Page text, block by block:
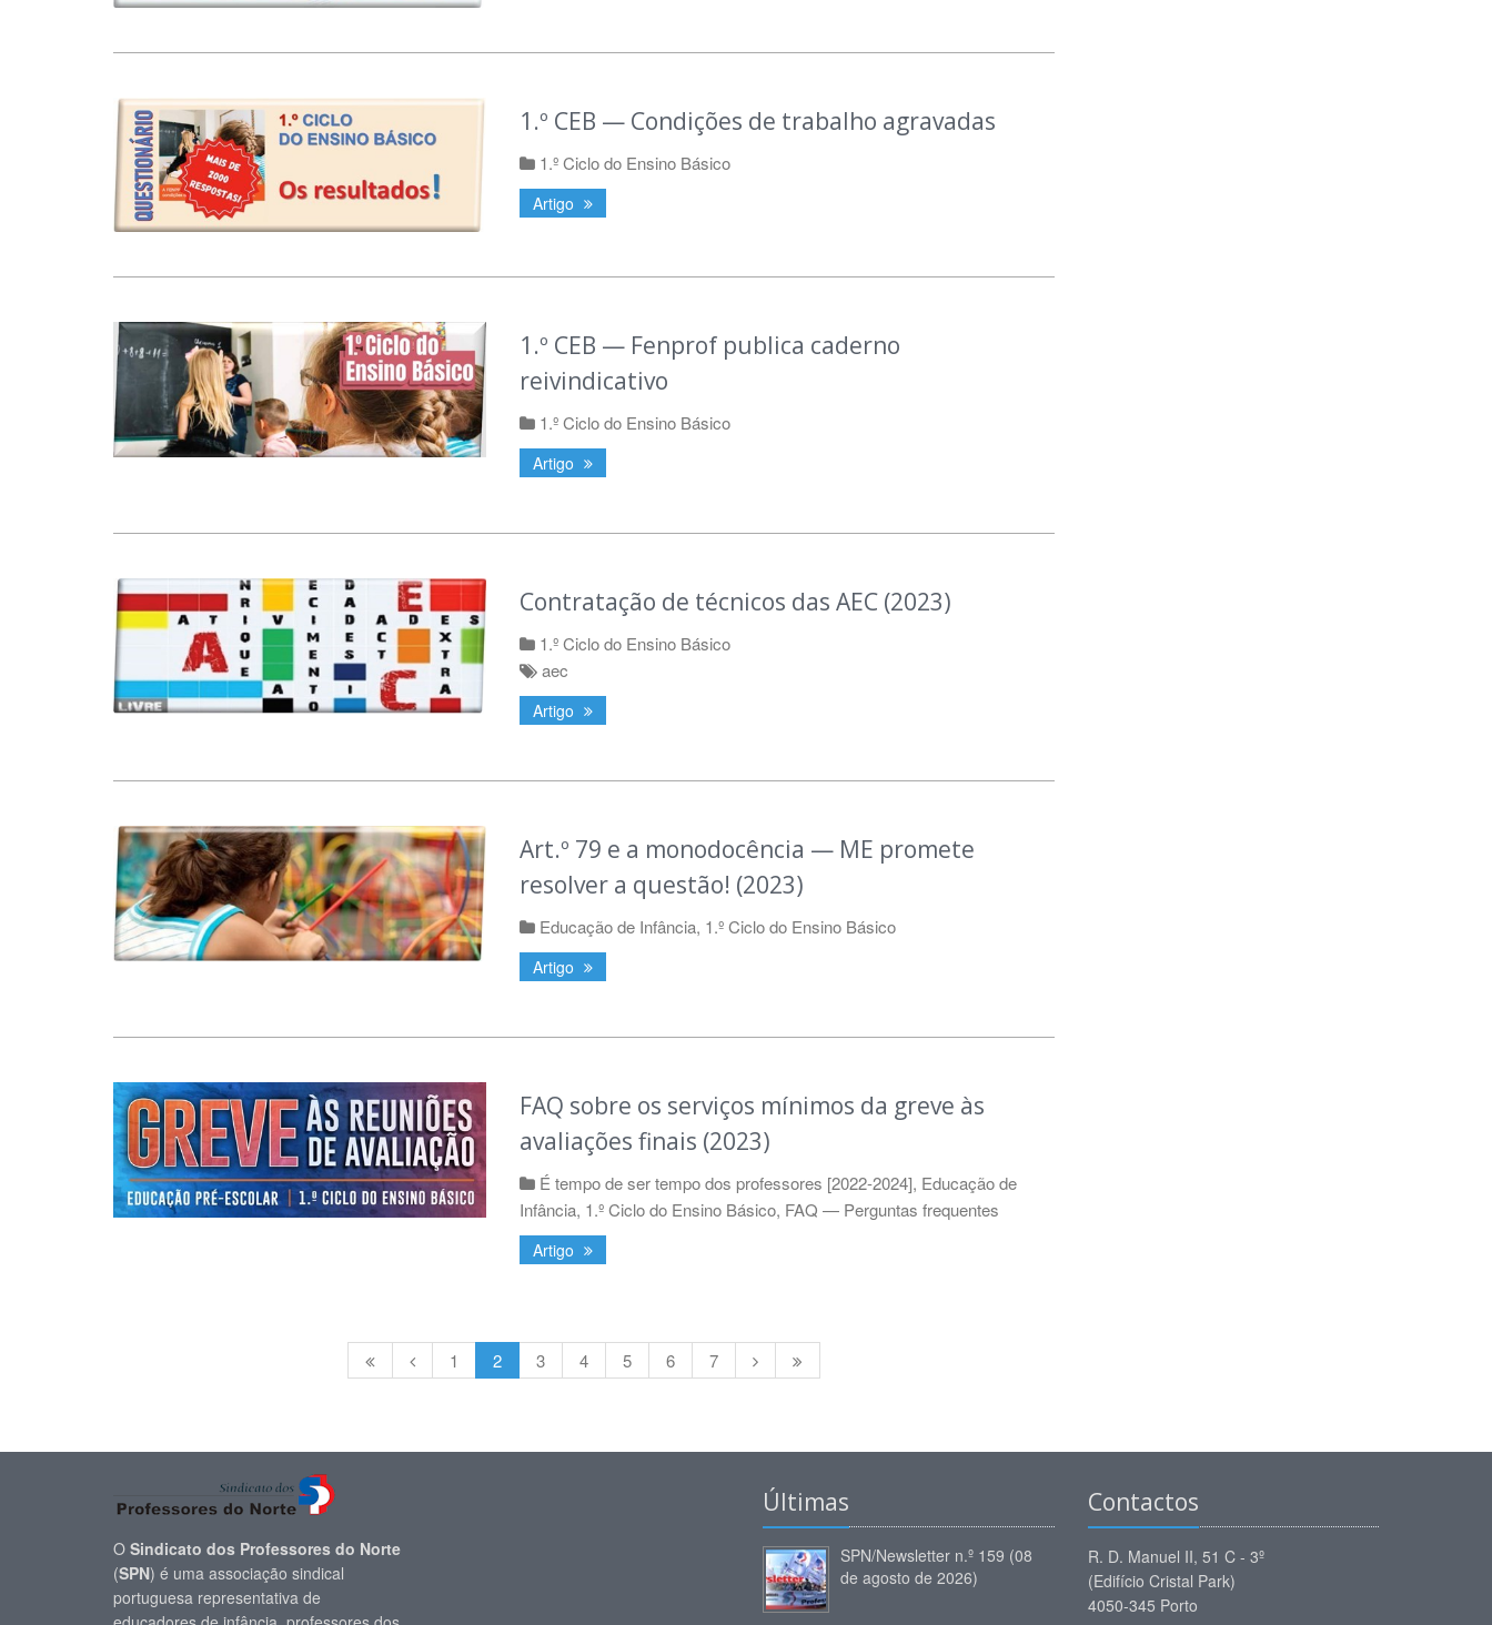
1.º CEB — Condições de trabalho agravadas
1.º Ciclo do Ensino Básico
Artigo
1.º CEB — Fenprof publica caderno
reivindicativo
1.º Ciclo do Ensino Básico
Artigo
Contratação de técnicos das AEC (2023)
1.º Ciclo do Ensino Básico
aec
Artigo
Art.º 79 e a monodocência — ME promete
resolver a questão! (2023)
Educação de Infância, 1.º Ciclo do Ensino Básico
Artigo
FAQ sobre os serviços mínimos da greve às
avaliações finais (2023)
É tempo de ser tempo dos professores [2022-2024], Educação de
Infância, 1.º Ciclo do Ensino Básico, FAQ — Perguntas frequentes
Artigo
1 2 3 4 5 6 7
O Sindicato dos Professores do Norte
(SPN) é uma associação sindical
portuguesa representativa de
Últimas
SPN/Newsletter n.º 159 (08
de agosto de 2026)
Contactos
R. D. Manuel II, 51 C - 3º
(Edifício Cristal Park)
4050-345 Porto